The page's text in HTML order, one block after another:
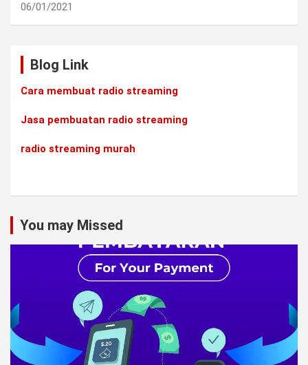
06/01/2021
Blog Link
Cara membuat radio streaming
Jasa pembuatan radio streaming
radio streaming murah
You may Missed